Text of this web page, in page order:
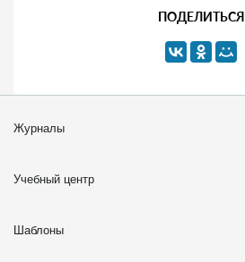
ПОДЕЛИТЬСЯ
Журналы
Учебный центр
Шаблоны